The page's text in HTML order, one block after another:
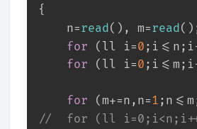
{
	n=
read (), m=read
for (ll i=0
for (ll i=0
for (m+=n,n=1
//	for (ll